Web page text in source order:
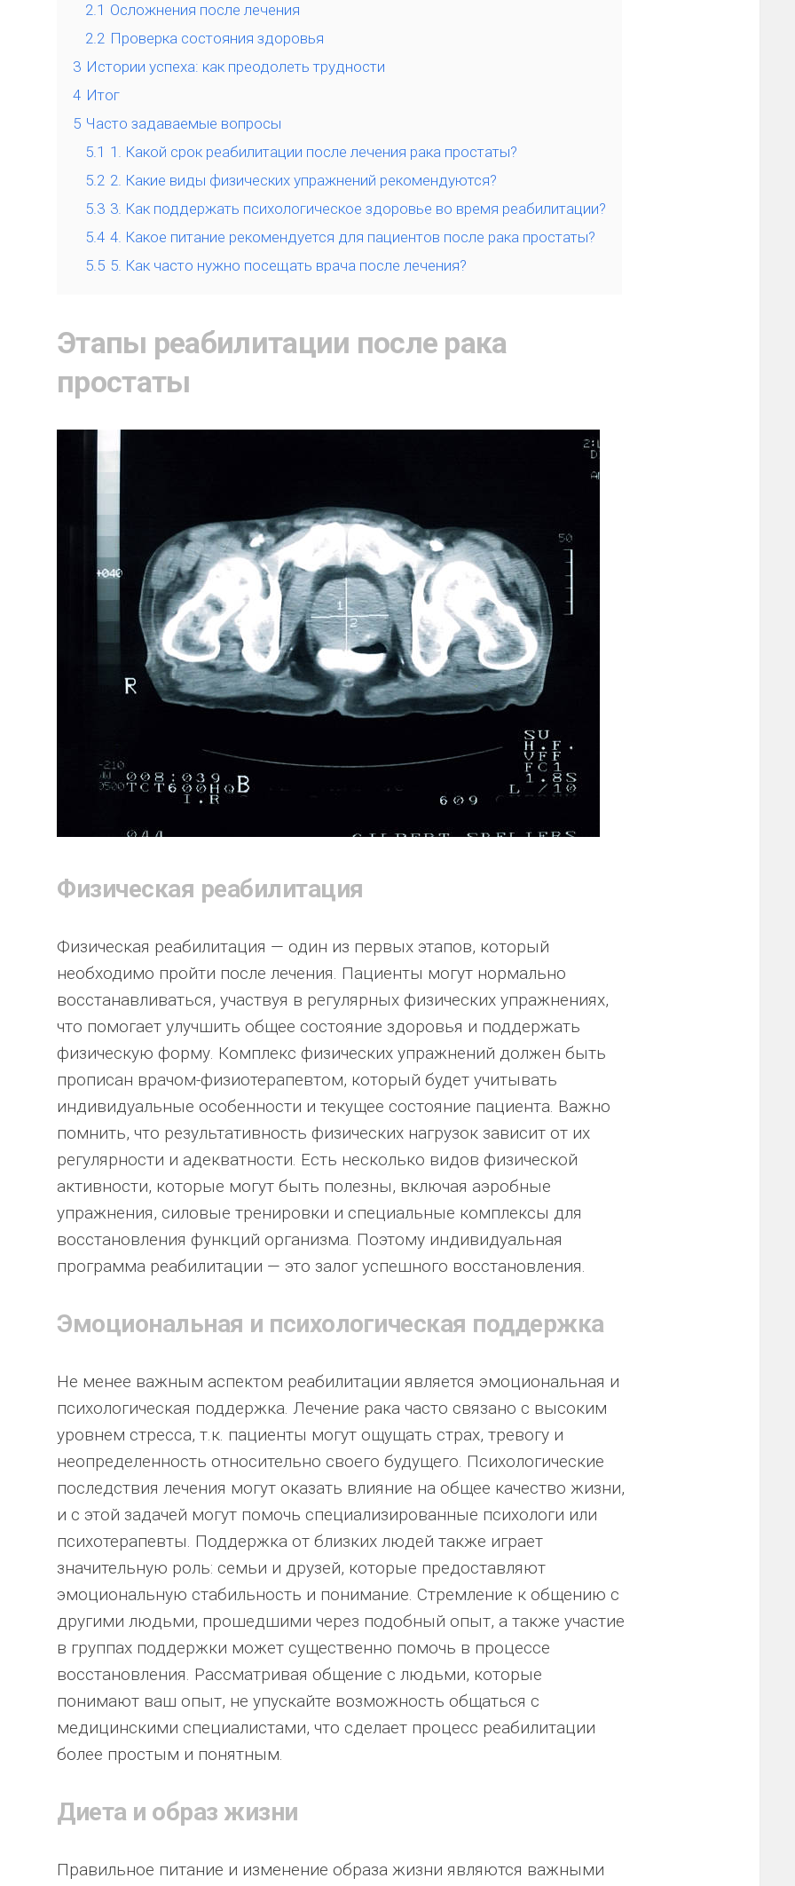
2.1 Осложнения после лечения
2.2 Проверка состояния здоровья
3 Истории успеха: как преодолеть трудности
4 Итог
5 Часто задаваемые вопросы
5.1 1. Какой срок реабилитации после лечения рака простаты?
5.2 2. Какие виды физических упражнений рекомендуются?
5.3 3. Как поддержать психологическое здоровье во время реабилитации?
5.4 4. Какое питание рекомендуется для пациентов после рака простаты?
5.5 5. Как часто нужно посещать врача после лечения?
Этапы реабилитации после рака
простаты
Физическая реабилитация
Физическая реабилитация — один из первых этапов, который
необходимо пройти после лечения. Пациенты могут нормально
восстанавливаться, участвуя в регулярных физических упражнениях,
что помогает улучшить общее состояние здоровья и поддержать
физическую форму. Комплекс физических упражнений должен быть
прописан врачом-физиотерапевтом, который будет учитывать
индивидуальные особенности и текущее состояние пациента. Важно
помнить, что результативность физических нагрузок зависит от их
регулярности и адекватности. Есть несколько видов физической
активности, которые могут быть полезны, включая аэробные
упражнения, силовые тренировки и специальные комплексы для
восстановления функций организма. Поэтому индивидуальная
программа реабилитации — это залог успешного восстановления.
Эмоциональная и психологическая поддержка
Не менее важным аспектом реабилитации является эмоциональная и
психологическая поддержка. Лечение рака часто связано с высоким
уровнем стресса, т.к. пациенты могут ощущать страх, тревогу и
неопределенность относительно своего будущего. Психологические
последствия лечения могут оказать влияние на общее качество жизни,
и с этой задачей могут помочь специализированные психологи или
психотерапевты. Поддержка от близких людей также играет
значительную роль: семьи и друзей, которые предоставляют
эмоциональную стабильность и понимание. Стремление к общению с
другими людьми, прошедшими через подобный опыт, а также участие
в группах поддержки может существенно помочь в процессе
восстановления. Рассматривая общение с людьми, которые
понимают ваш опыт, не упускайте возможность общаться с
медицинскими специалистами, что сделает процесс реабилитации
более простым и понятным.
Диета и образ жизни
Правильное питание и изменение образа жизни являются важными